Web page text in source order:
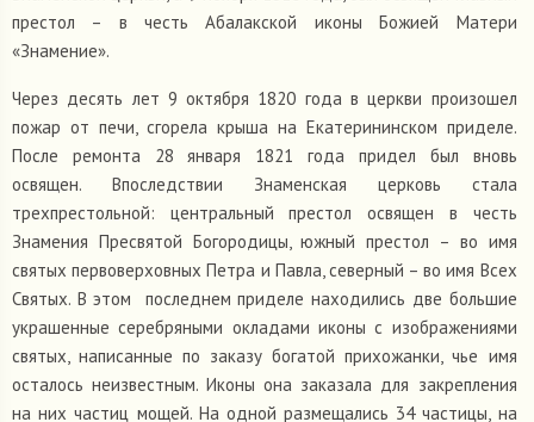
престол – в честь Абалакской иконы Божией Матери
«Знамение».
Через десять лет 9 октября 1820 года в церкви произошел
пожар от печи, сгорела крыша на Екатерининском приделе.
После ремонта 28 января 1821 года придел был вновь
освящен. Впоследствии Знаменская церковь стала
трехпрестольной: центральный престол освящен в честь
Знамения Пресвятой Богородицы, южный престол – во имя
святых первоверховных Петра и Павла, северный – во имя Всех
Святых. В этом последнем приделе находились две большие
украшенные серебряными окладами иконы с изображениями
святых, написанные по заказу богатой прихожанки, чье имя
осталось неизвестным. Иконы она заказала для закрепления
на них частиц мощей. На одной размещались 34 частицы, на